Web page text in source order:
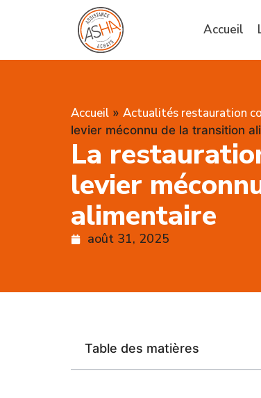
Accueil
Accueil » Actualités restauration
levier méconnu de la transition
La
levier
alimentaire
août 31, 2025
Table des matières